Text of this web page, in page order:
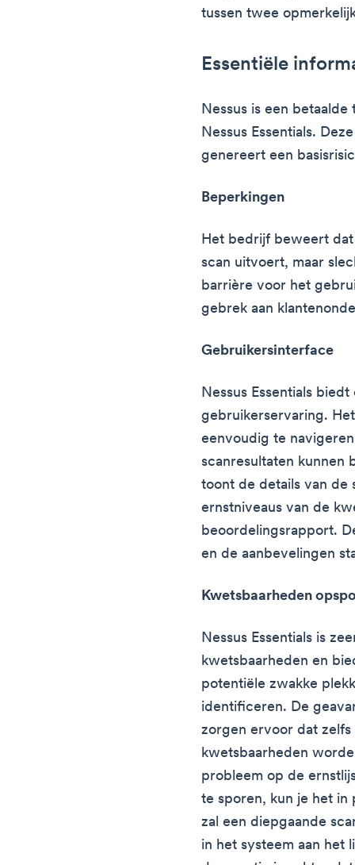
tussen twee
Essentiële
Nessus is een
Nessus Essentials.
genereert een
Beperkingen
Het bedrijf beweert
scan uitvoert, maar
barrière voor het
gebrek aan
Gebruikersinterface
Nessus Essentials
gebruikerservaring.
eenvoudig te
scanresultaten kunnen
toont de details van de
ernstniveaus van de
beoordelingsrapport.
en de aanbevelingen
Kwetsbaarheden
Nessus Essentials is
kwetsbaarheden en
potentiële zwakke
identificeren. De
zorgen ervoor dat
kwetsbaarheden
probleem op de
te sporen, kun je het in
zal een diepgaande
in het systeem aan het